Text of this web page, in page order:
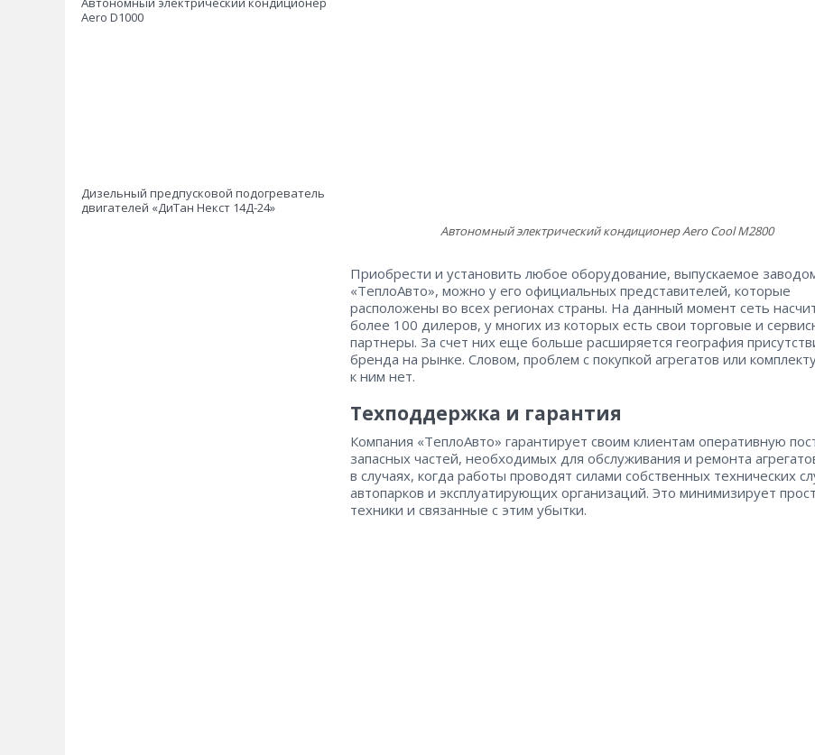
Aero D1000
Дизельный предпусковой подогреватель
двигателей «ДиТан Некст 14Д-24»
Автономный электрический кондиционер Aero Cool М2800
Приобрести и установить любое оборудование, выпускаемое
«ТеплоАвто», можно у его официальных представителей, которые
расположены во всех регионах страны. На данный момент сеть
более 100 дилеров, у многих из которых есть свои торговые и
партнеры. За счет них еще больше расширяется география
бренда на рынке. Словом, проблем с покупкой агрегатов или
к ним нет.
Техподдержка и гарантия
Компания «ТеплоАвто» гарантирует своим клиентам оперативную
запасных частей, необходимых для обслуживания и ремонта
в случаях, когда работы проводят силами собственных технических
автопарков и эксплуатирующих организаций. Это минимизирует
техники и связанные с этим убытки.